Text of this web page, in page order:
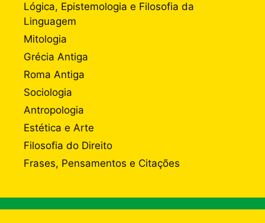
Lógica, Epistemologia e Filosofia da
Linguagem
Mitologia
Grécia Antiga
Roma Antiga
Sociologia
Antropologia
Estética e Arte
Filosofia do Direito
Frases, Pensamentos e Citações